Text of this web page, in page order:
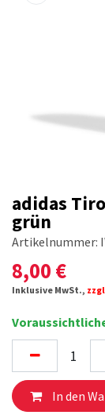
adidas
grün
Artikelnummer:
8,00 €
Inklusive MwSt.,
In den